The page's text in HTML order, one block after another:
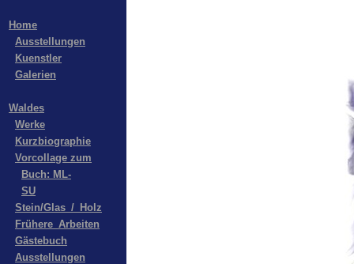
Home
Ausstellungen
Kuenstler
Galerien
Waldes
Werke
Kurzbiographie
Vorcollage zum
Buch: ML-
SU
Stein/Glas_/_Holz
Frühere_Arbeiten
Gästebuch
Ausstellungen